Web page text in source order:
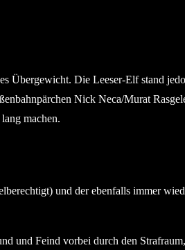
Übergewicht. Die Leeser-Elf stand
Nick Neca/Murat
machen.
und der ebenfalls immer
und Feind vorbei durch den